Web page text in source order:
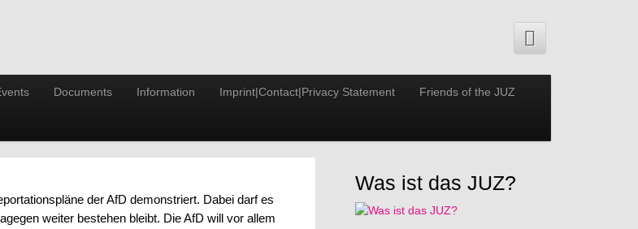
Documents Information Imprint|Contact|Privacy Statement Friends of the JUZ
der AfD demonstriert. Dabei darf es
weiter bestehen bleibt. Die AfD will vor allem
Was ist das JUZ?